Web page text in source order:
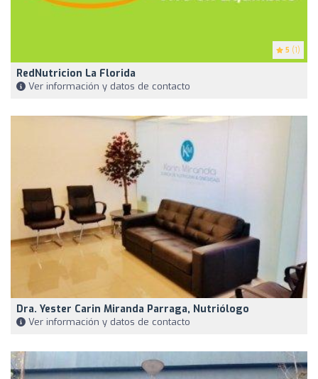
5 (1)
RedNutricion La Florida
Ver información y datos de contacto
Dra. Yester Carin Miranda Parraga, Nutriólogo
Ver información y datos de contacto